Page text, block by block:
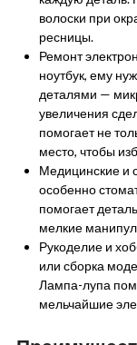
волоски при
ресницы.
Ремонт
ноутбук, ему
деталями —
увеличения
помогает не
место, чтобы
Медицинские и
особенно
помогает
мелкие
Рукоделие и
или сборка
Лампа-лупа
мельчайшие